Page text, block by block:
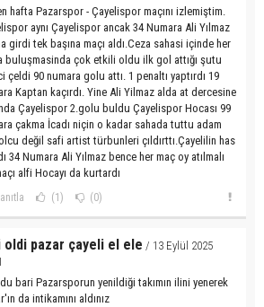
hafta Pazarspor - Çayelispor maçını izlemiştim.
aynı Çayelispor ancak 34 Numara Ali Yılmaz
girdi tek başına maçı aldı.Ceza sahasi içinde her
buluşmasinda çok etkili oldu ilk gol attığı şutu
çeldi 90 numara golu attı. 1 penaltı yaptırdı 19
Kaptan kaçırdı. Yine Ali Yilmaz alda at dercesine
Çayelispor 2.golu buldu Çayelispor Hocası 99
çakma İcadı niçin o kadar sahada tuttu adam
değil safi artist türbunleri çıldırttı.Çayelilin has
34 Numara Ali Yılmaz bence her maç oy atılmalı
alfi Hocayı da kurtardı
(1) (0)
oldi pazar çayeli el ele / 13 Eylül 2025
bari Pazarsporun yenildiği takımın ilini yenerek
da intikamını aldınız